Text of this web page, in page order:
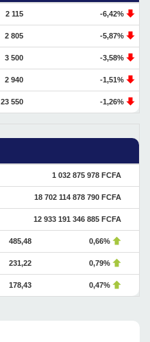
2 115 -6,42%
2 805 -5,87%
3 500 -3,58%
2 940 -1,51%
23 550 -1,26%
1 032 875 978 FCFA
18 702 114 878 790 FCFA
12 933 191 346 885 FCFA
485,48 0,66%
231,22 0,79%
178,43 0,47%